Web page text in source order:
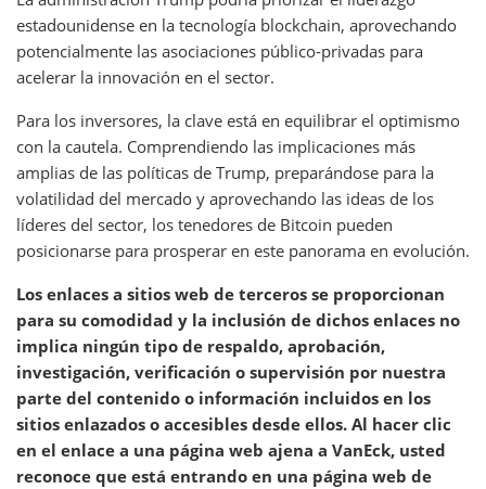
estadounidense en la tecnología blockchain, aprovechando
potencialmente las asociaciones público-privadas para
acelerar la innovación en el sector.
Para los inversores, la clave está en equilibrar el optimismo
con la cautela. Comprendiendo las implicaciones más
amplias de las políticas de Trump, preparándose para la
volatilidad del mercado y aprovechando las ideas de los
líderes del sector, los tenedores de Bitcoin pueden
posicionarse para prosperar en este panorama en evolución.
Los enlaces a sitios web de terceros se proporcionan
para su comodidad y la inclusión de dichos enlaces no
implica ningún tipo de respaldo, aprobación,
investigación, verificación o supervisión por nuestra
parte del contenido o información incluidos en los
sitios enlazados o accesibles desde ellos. Al hacer clic
en el enlace a una página web ajena a VanEck, usted
reconoce que está entrando en una página web de